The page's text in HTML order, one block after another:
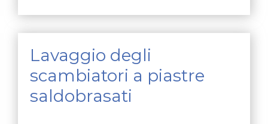
Lavaggio degli
scambiatori a piastre
saldobrasati